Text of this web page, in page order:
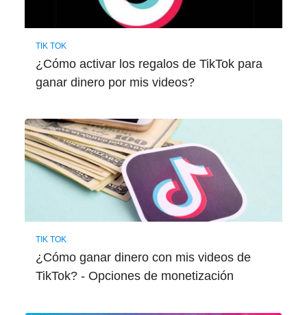
TIK TOK
¿Cómo activar los regalos de TikTok para
ganar dinero por mis videos?
TIK TOK
¿Cómo ganar dinero con mis videos de
TikTok? - Opciones de monetización